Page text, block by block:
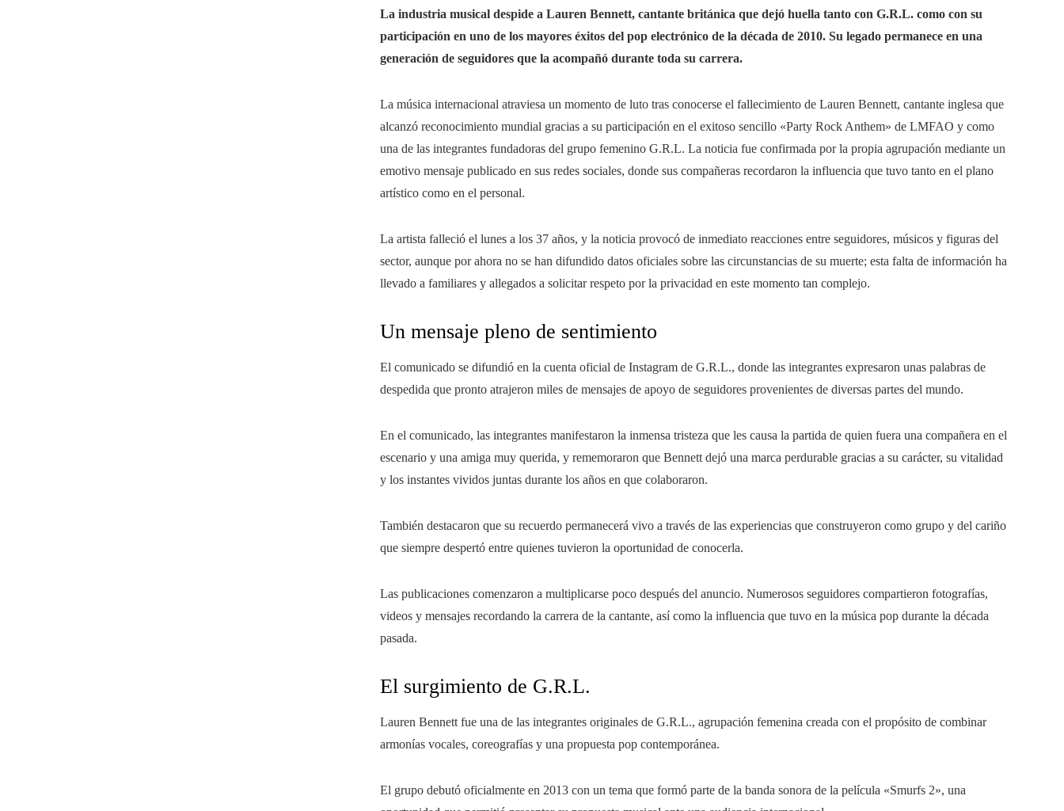
La industria musical despide a Lauren Bennett, cantante británica que dejó huella tanto con G.R.L. como con su
participación en uno de los mayores éxitos del pop electrónico de la década de 2010. Su legado permanece en una
generación de seguidores que la acompañó durante toda su carrera.
La música internacional atraviesa un momento de luto tras conocerse el fallecimiento de Lauren Bennett, cantante inglesa que
alcanzó reconocimiento mundial gracias a su participación en el exitoso sencillo «Party Rock Anthem» de LMFAO y como
una de las integrantes fundadoras del grupo femenino G.R.L. La noticia fue confirmada por la propia agrupación mediante un
emotivo mensaje publicado en sus redes sociales, donde sus compañeras recordaron la influencia que tuvo tanto en el plano
artístico como en el personal.
La artista falleció el lunes a los 37 años, y la noticia provocó de inmediato reacciones entre seguidores, músicos y figuras del
sector, aunque por ahora no se han difundido datos oficiales sobre las circunstancias de su muerte; esta falta de información ha
llevado a familiares y allegados a solicitar respeto por la privacidad en este momento tan complejo.
Un mensaje pleno de sentimiento
El comunicado se difundió en la cuenta oficial de Instagram de G.R.L., donde las integrantes expresaron unas palabras de
despedida que pronto atrajeron miles de mensajes de apoyo de seguidores provenientes de diversas partes del mundo.
En el comunicado, las integrantes manifestaron la inmensa tristeza que les causa la partida de quien fuera una compañera en el
escenario y una amiga muy querida, y rememoraron que Bennett dejó una marca perdurable gracias a su carácter, su vitalidad
y los instantes vividos juntas durante los años en que colaboraron.
También destacaron que su recuerdo permanecerá vivo a través de las experiencias que construyeron como grupo y del cariño
que siempre despertó entre quienes tuvieron la oportunidad de conocerla.
Las publicaciones comenzaron a multiplicarse poco después del anuncio. Numerosos seguidores compartieron fotografías,
videos y mensajes recordando la carrera de la cantante, así como la influencia que tuvo en la música pop durante la década
pasada.
El surgimiento de G.R.L.
Lauren Bennett fue una de las integrantes originales de G.R.L., agrupación femenina creada con el propósito de combinar
armonías vocales, coreografías y una propuesta pop contemporánea.
El grupo debutó oficialmente en 2013 con un tema que formó parte de la banda sonora de la película «Smurfs 2», una